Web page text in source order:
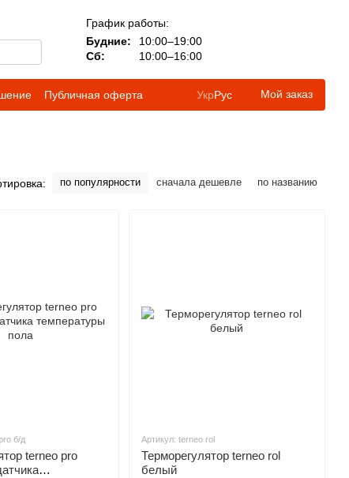
График работы:
Будние:
10:00–19:00
Сб:
10:00–16:00
Публичная оферта
УкрРус Мой заказ
по популярности сначала дешевле по названию
б/д
terneo pro
Артикул: terneo rol
Терморегулятор terneo rol
белый